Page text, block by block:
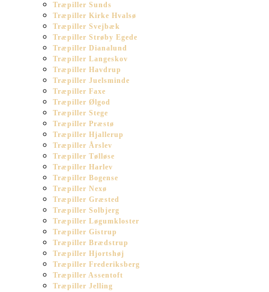
Træpiller Sunds
Træpiller Kirke Hvalsø
Træpiller Svejbæk
Træpiller Strøby Egede
Træpiller Dianalund
Træpiller Langeskov
Træpiller Havdrup
Træpiller Juelsminde
Træpiller Faxe
Træpiller Ølgod
Træpiller Stege
Træpiller Præstø
Træpiller Hjallerup
Træpiller Årslev
Træpiller Tølløse
Træpiller Harlev
Træpiller Bogense
Træpiller Nexø
Træpiller Græsted
Træpiller Solbjerg
Træpiller Løgumkloster
Træpiller Gistrup
Træpiller Brædstrup
Træpiller Hjortshøj
Træpiller Frederiksberg
Træpiller Assentoft
Træpiller Jelling